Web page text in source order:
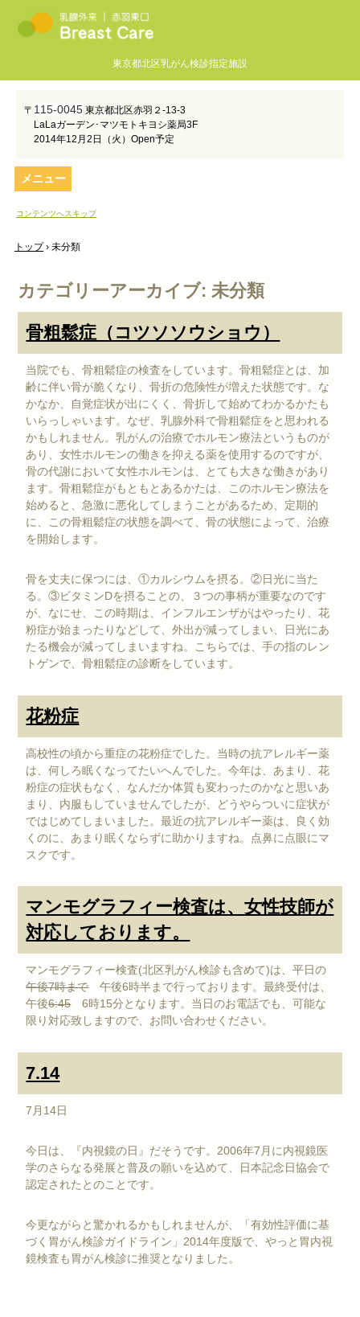
東京都北区乳がん検診指定施設
〒 115-0045 東京都北区赤羽２-13-3
LaLaガーデン･マツモトキヨシ薬局3F
2014年12月2日（火）Open予定
メニュー
コンテンツへスキップ
トップ › 未分類
カテゴリーアーカイブ:未分類
骨粗鬆症（コツソソウショウ）
当院でも、骨粗鬆症の検査をしています。骨粗鬆症とは、加
齢に伴い骨が脆くなり、骨折の危険性が増えた状態です。な
かなか、自覚症状が出にくく、骨折して始めてわかるかたも
いらっしゃいます。なぜ、乳腺外科で骨粗鬆症をと思われる
かもしれません。乳がんの治療でホルモン療法というものが
あり、女性ホルモンの働きを抑える薬を使用するのですが、
骨の代謝において女性ホルモンは、とても大きな働きがあり
ます。骨粗鬆症がもともとあるかたは、このホルモン療法を
始めると、急激に悪化してしまうことがあるため、定期的
に、この骨粗鬆症の状態を調べて、骨の状態によって、治療
を開始します。
骨を丈夫に保つには、①カルシウムを摂る。②日光に当た
る。③ビタミンDを摂ることの、３つの事柄が重要なのです
が、なにせ、この時期は、インフルエンザがはやったり、花
粉症が始まったりなどして、外出が減ってしまい、日光にあ
たる機会が減ってしまいますね。こちらでは、手の指のレン
トゲンで、骨粗鬆症の診断をしています。
花粉症
高校性の頃から重症の花粉症でした。当時の抗アレルギー薬
は、何しろ眠くなってたいへんでした。今年は、あまり、花
粉症の症状もなく、なんだか体質も変わったのかなと思いあ
まり、内服もしていませんでしたが、どうやらついに症状が
ではじめてしまいました。最近の抗アレルギー薬は、良く効
くのに、あまり眠くならずに助かりますね。点鼻に点眼にマ
スクです。
マンモグラフィー検査は、女性技師が
対応しております。
マンモグラフィー検査(北区乳がん検診も含めて)は、平日の
午後7時まで午後6時半まで行っております。最終受付は、
午後6:456時15分となります。当日のお電話でも、可能な
限り対応致しますので、お問い合わせください。
7.14
7月14日
今日は、『内視鏡の日』だそうです。2006年7月に内視鏡医
学のさらなる発展と普及の願いを込めて、日本記念日協会で
認定されたとのことです。
今更ながらと驚かれるかもしれませんが、「有効性評価に基
づく胃がん検診ガイドライン」2014年度版で、やっと胃内視
鏡検査も胃がん検診に推奨となりました。